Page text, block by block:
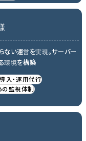
い運営を実現。サーバー
環境を構築
入・運用代行
監視体制